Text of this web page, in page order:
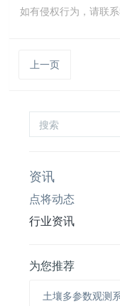
如有侵权行为，请联
上一页
资讯
点将动态
行业资讯
为您推荐
土壤多参数观测